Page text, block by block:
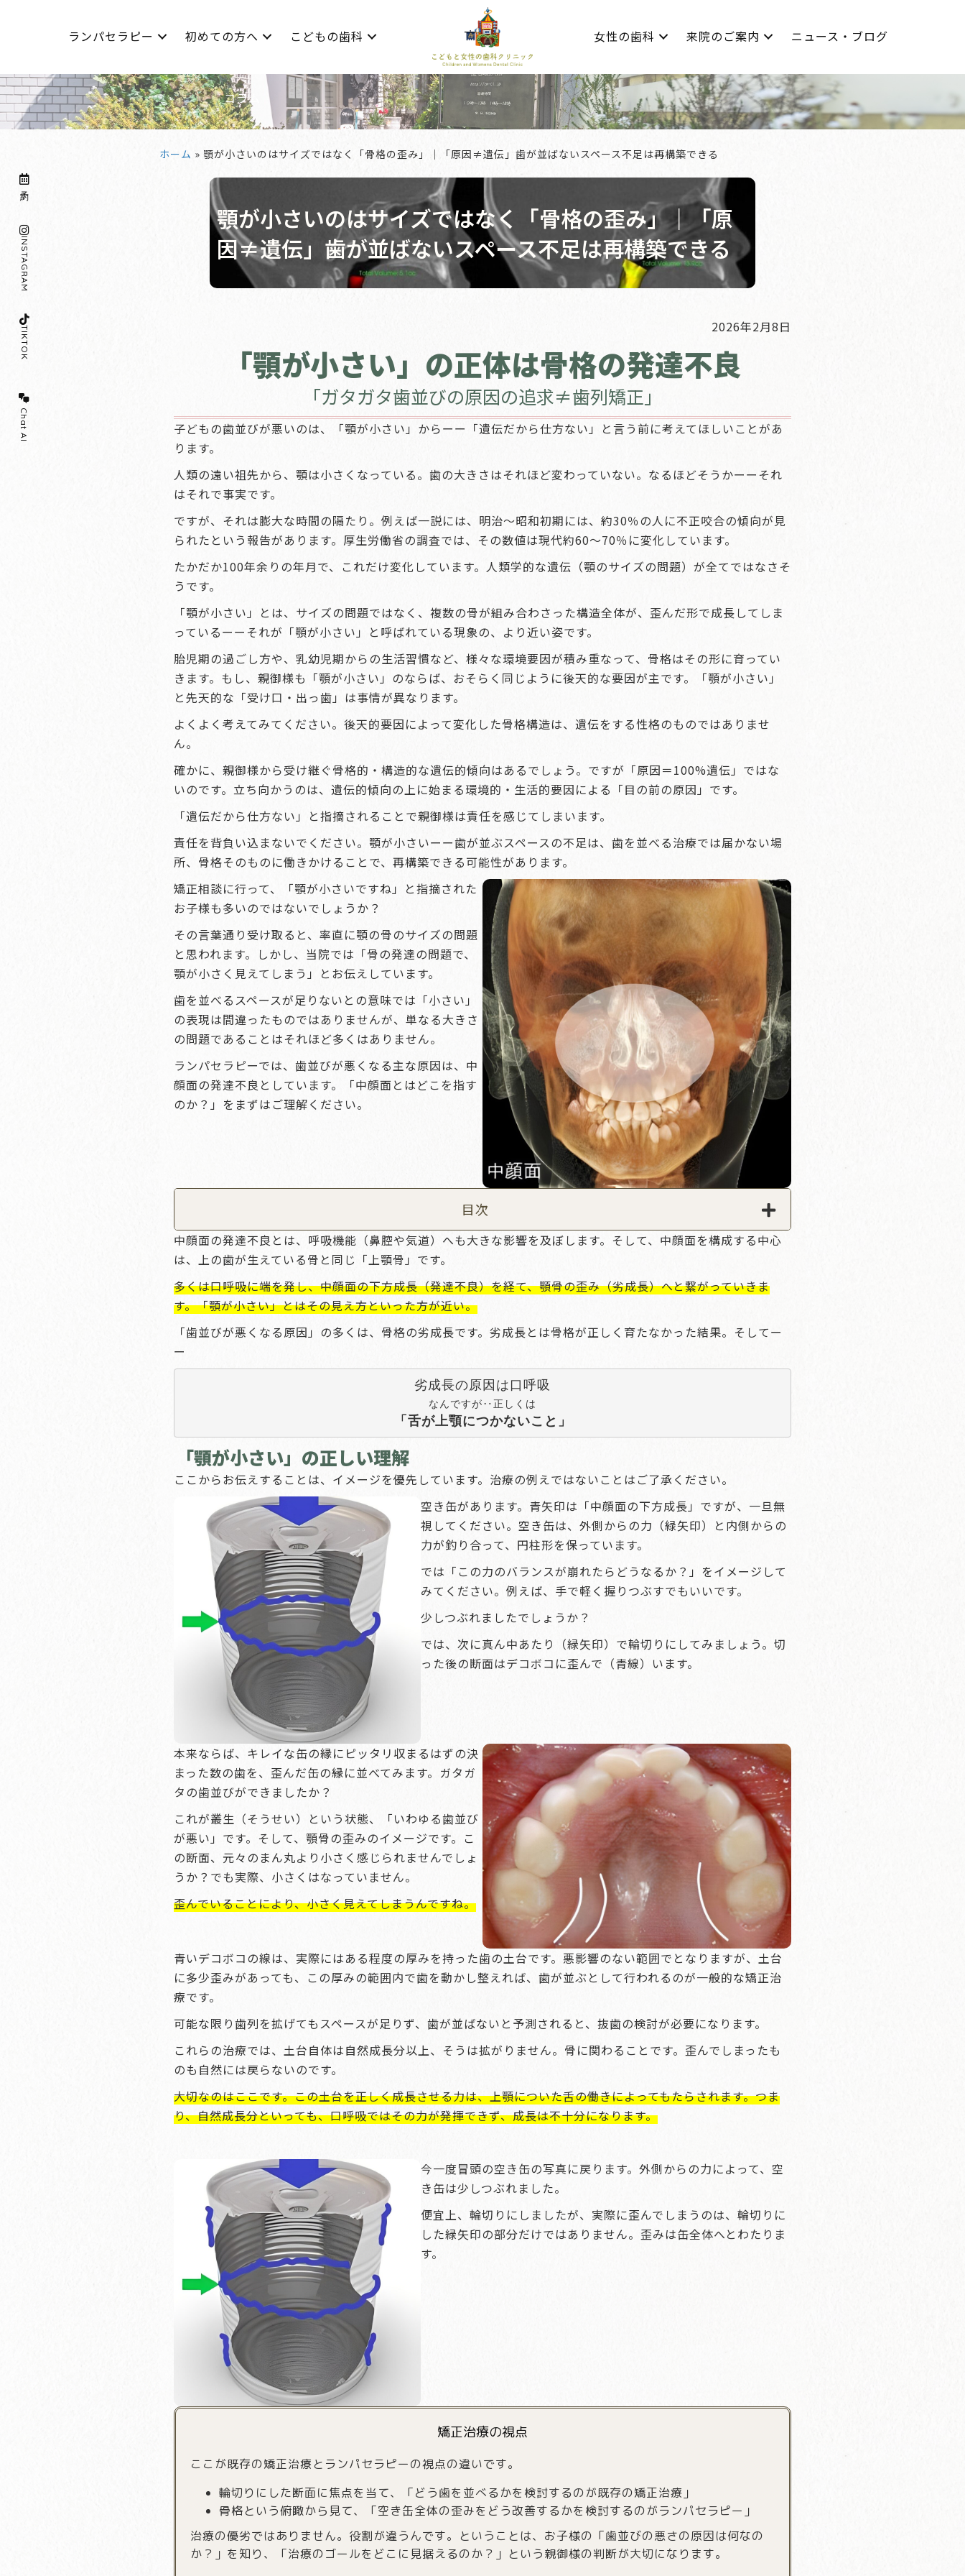
ランパセラピー 初めての方へ こどもの歯科 女性の歯科 来院のご案内 ニュース・ブログ
予約
INSTA
GRAM
TIKTOK
コラム
ホーム » 顎が小さいのはサイズではなく「骨格の歪み」｜「原因≠遺伝」歯が並ばないスペース不足は再構築できる
顎が小さいのはサイズではなく「骨格の歪み」｜「原
因≠遺伝」歯が並ばないスペース不足は再構築できる
2026年2月8日
「顎が小さい」の正体は骨格の発達不良
「ガタガタ歯並びの原因の追求≠歯列矯正」
子どもの歯並びが悪いのは、「顎が小さい」からーー「遺伝だから仕方ない」と言う前に考えてほしいことがあ
ります。
人類の遠い祖先から、顎は小さくなっている。歯の大きさはそれほど変わっていない。なるほどそうかーーそれ
はそれで事実です。
ですが、それは膨大な時間の隔たり。例えば一説には、明治〜昭和初期には、約30％の人に不正咬合の傾向が見
られたという報告があります。厚生労働省の調査では、その数値は現代約60〜70％に変化しています。
たかだか100年余りの年月で、これだけ変化しています。人類学的な遺伝（顎のサイズの問題）が全てではなさそ
うです。
「顎が小さい」とは、サイズの問題ではなく、複数の骨が組み合わさった構造全体が、歪んだ形で成長してしま
っているーーそれが「顎が小さい」と呼ばれている現象の、より近い姿です。
胎児期の過ごし方や、乳幼児期からの生活習慣など、様々な環境要因が積み重なって、骨格はその形に育ってい
きます。もし、親御様も「顎が小さい」のならば、おそらく同じように後天的な要因が主です。「顎が小さい」
と先天的な「受け口・出っ歯」は事情が異なります。
よくよく考えてみてください。後天的要因によって変化した骨格構造は、遺伝をする性格のものではありませ
ん。
確かに、親御様から受け継ぐ骨格的・構造的な遺伝的傾向はあるでしょう。ですが「原因＝100%遺伝」ではな
いのです。立ち向かうのは、遺伝的傾向の上に始まる環境的・生活的要因による「目の前の原因」です。
「遺伝だから仕方ない」と指摘されることで親御様は責任を感じてしまいます。
責任を背負い込まないでください。顎が小さいーー歯が並ぶスペースの不足は、歯を並べる治療では届かない場
所、骨格そのものに働きかけることで、再構築できる可能性があります。
矯正相談に行って、「顎が小さいですね」と指摘された
お子様も多いのではないでしょうか？
その言葉通り受け取ると、率直に顎の骨のサイズの問題
と思われます。しかし、当院では「骨の発達の問題で、
顎が小さく見えてしまう」とお伝えしています。
歯を並べるスペースが足りないとの意味では「小さい」
の表現は間違ったものではありませんが、単なる大きさ
の問題であることはそれほど多くはありません。
ランパセラピーでは、歯並びが悪くなる主な原因は、中
顔面の発達不良としています。「中顔面とはどこを指す
のか？」をまずはご理解ください。
目次
中顔面の発達不良とは、呼吸機能（鼻腔や気道）へも大きな影響を及ぼします。そして、中顔面を構成する中心
は、上の歯が生えている骨と同じ「上顎骨」です。
多くは口呼吸に端を発し、中顔面の下方成長（発達不良）を経て、顎骨の歪み（劣成長）へと繋がっていきま
す。「顎が小さい」とはその見え方といった方が近い。
「歯並びが悪くなる原因」の多くは、骨格の劣成長です。劣成長とは骨格が正しく育たなかった結果。そしてー
ー
なんですが‥正しくは
「舌が上顎につかないこと」
「顎が小さい」の正しい理解
ここからお伝えすることは、イメージを優先しています。治療の例えではないことはご了承ください。
空き缶があります。青矢印は「中顔面の下方成長」ですが、一旦無
視してください。空き缶は、外側からの力（緑矢印）と内側からの
力が釣り合って、円柱形を保っています。
では「この力のバランスが崩れたらどうなるか？」をイメージして
みてください。例えば、手で軽く握りつぶすでもいいです。
少しつぶれましたでしょうか？
では、次に真ん中あたり（緑矢印）で輪切りにしてみましょう。切
った後の断面はデコボコに歪んで（青線）います。
本来ならば、キレイな缶の縁にピッタリ収まるはずの決
まった数の歯を、歪んだ缶の縁に並べてみます。ガタガ
タの歯並びができましたか？
これが叢生（そうせい）という状態、「いわゆる歯並び
が悪い」です。そして、顎骨の歪みのイメージです。こ
の断面、元々のまん丸より小さく感じられませんでしょ
うか？でも実際、小さくはなっていません。
歪んでいることにより、小さく見えてしまうんですね。
青いデコボコの線は、実際にはある程度の厚みを持った歯の土台です。悪影響のない範囲でとなりますが、土台
に多少歪みがあっても、この厚みの範囲内で歯を動かし整えれば、歯が並ぶとして行われるのが一般的な矯正治
療です。
可能な限り歯列を拡げてもスペースが足りず、歯が並ばないと予測されると、抜歯の検討が必要になります。
これらの治療では、土台自体は自然成長分以上、そうは拡がりません。骨に関わることです。歪んでしまったも
のも自然には戻らないのです。
大切なのはここです。この土台を正しく成長させる力は、上顎についた舌の働きによってもたらされます。つま
り、自然成長分といっても、口呼吸ではその力が発揮できず、成長は不十分になります。
今一度冒頭の空き缶の写真に戻ります。外側からの力によって、空
き缶は少しつぶれました。
便宜上、輪切りにしましたが、実際に歪んでしまうのは、輪切りに
した緑矢印の部分だけではありません。歪みは缶全体へとわたりま
す。
矯正治療の視点
ここが既存の矯正治療とランパセラピーの視点の違いです。
輪切りにした断面に焦点を当て、「どう歯を並べるかを検討するのが既存の矯正治療」
骨格という俯瞰から見て、「空き缶全体の歪みをどう改善するかを検討するのがランパセラピー」
治療の優劣ではありません。役割が違うんです。ということは、お子様の「歯並びの悪さの原因は何なの
か？」を知り、「治療のゴールをどこに見据えるのか？」という親御様の判断が大切になります。
Chat AI